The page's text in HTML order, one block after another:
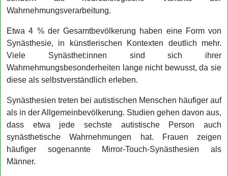
Wahrnehmungsverarbeitung.
Etwa 4 % der Gesamtbevölkerung haben eine Form von
Synästhesie, in künstlerischen Kontexten deutlich mehr.
Viele Synästhet:innen sind sich ihrer
Wahrnehmungsbesonderheiten lange nicht bewusst, da sie
diese als selbstverständlich erleben.
Synästhesien treten bei autistischen Menschen häufiger auf
als in der Allgemeinbevölkerung. Studien gehen davon aus,
dass etwa jede sechste autistische Person auch
synästhetische Wahrnehmungen hat. Frauen zeigen
häufiger sogenannte Mirror-Touch-Synästhesien als
Männer.